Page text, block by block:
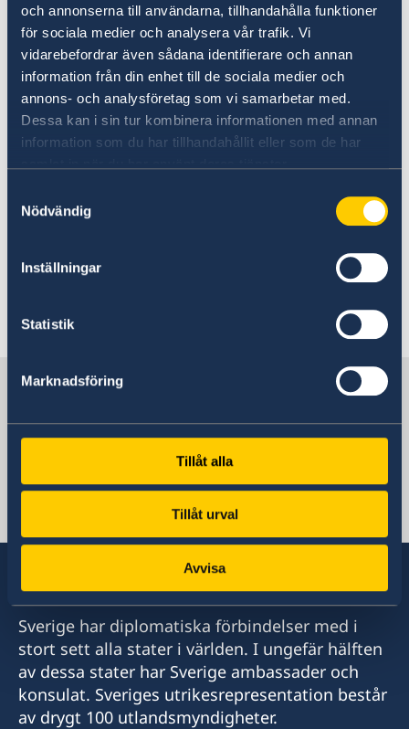
och annonserna till användarna, tillhandahålla funktioner
för sociala medier och analysera vår trafik. Vi
vidarebefordrar även sådana identifierare och annan
information från din enhet till de sociala medier och
annons- och analysföretag som vi samarbetar med.
Dessa kan i sin tur kombinera informationen med annan
information som du har tillhandahållit eller som de har
Nödvändig
Inställningar
Statistik
Marknadsföring
Tillåt alla
Tillåt urval
Avvisa
Bränder
In- och utresebestämmelser
Hälso- och sjukvård
Lokala lagar och sedvänjor
Kriminalitet och personlig säkerhet
Trafiksäkerhet
Att resa i landet
vilka krav du eller dina barn behöver uppfylla
för att få svenskt medborgarskap.
Ansök om medborgarskap - Migrationsverket
Medborgarskap är ett rättsligt bindande
individ (medborgare) antingen automatiskt vid
födelsen eller efter en anmälan eller en
ansökan. Dubbelt medborgarskap innebär att
du är medborgare i mer än ett land.
Sverige i Serbien
Sveriges ambassad
Serbien, Belgrad
Sverige har diplomatiska förbindelser med i
stort sett alla stater i världen. I ungefär hälften
av dessa stater har Sverige ambassader och
konsulat. Sveriges utrikesrepresentation består
av drygt 100 utlandsmyndigheter.